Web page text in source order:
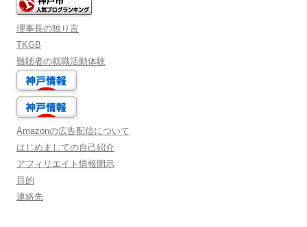
理事長の独り言
TKGB
難聴者の就職活動体験
Amazonの広告配信について
はじめましての自己紹介
アフィリエイト情報開示
目的
連絡先